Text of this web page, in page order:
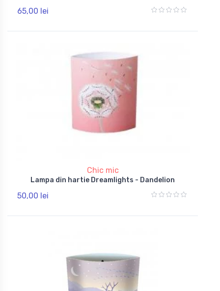
65,00 lei
Chic mic
Lampa din hartie Dreamlights - Dandelion
50,00 lei